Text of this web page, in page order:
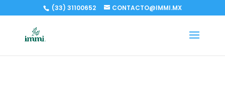
(33) 31100652 CONTACTO@IMMI.MX